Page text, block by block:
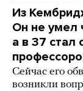
Из
Он не умел
а в 37
Сейчас его
возникли